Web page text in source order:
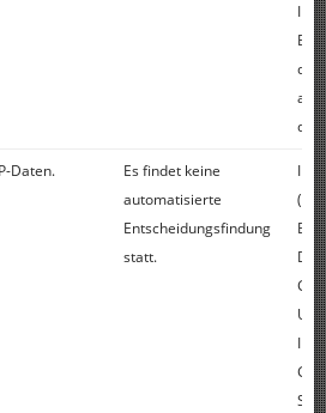
der
Daten.
Es findet keine
automatisierte
Entscheidungsfindung
statt.